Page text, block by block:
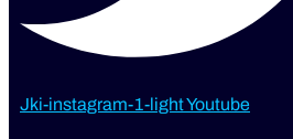
Jki-instagram-1-lightYoutube